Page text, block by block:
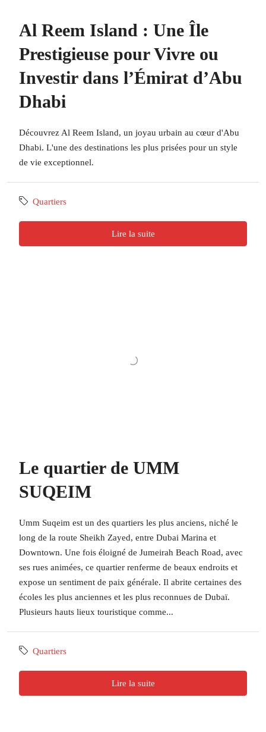
Al Reem Island : Une Île
Prestigieuse pour Vivre ou
Investir dans l’Émirat d’Abu
Dhabi
Découvrez Al Reem Island, un joyau urbain au cœur d'Abu
Dhabi. L'une des destinations les plus prisées pour un style
de vie exceptionnel.
Quartiers
Lire la suite
Le quartier de UMM
SUQEIM
Umm Suqeim est un des quartiers les plus anciens, niché le
long de la route Sheikh Zayed, entre Dubai Marina et
Downtown. Une fois éloigné de Jumeirah Beach Road, avec
ses rues animées, ce quartier renferme de beaux endroits et
expose un sentiment de paix générale. Il abrite certaines des
écoles les plus anciennes et les plus reconnues de Dubaï.
Plusieurs hauts lieux touristique comme...
Quartiers
Lire la suite